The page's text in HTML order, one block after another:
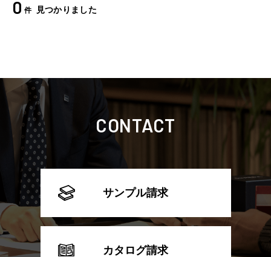
0 件 見つかりました
CONTACT
サンプル請求
カタログ請求